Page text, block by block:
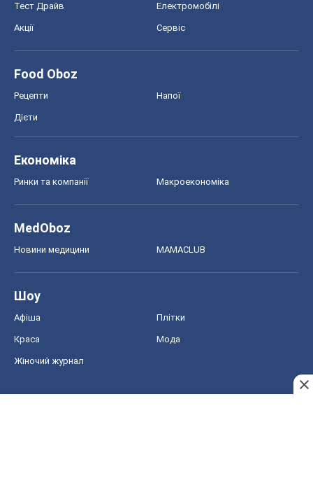
Тест Драйв Електромобілі
Акції Сервіс
Food Oboz
Рецепти Напої
Дієти
Економіка
Ринки та компанії Макроекономіка
MedOboz
Новини медицини MAMACLUB
Шоу
Афіша Плітки
Краса Мода
Жіночий журнал